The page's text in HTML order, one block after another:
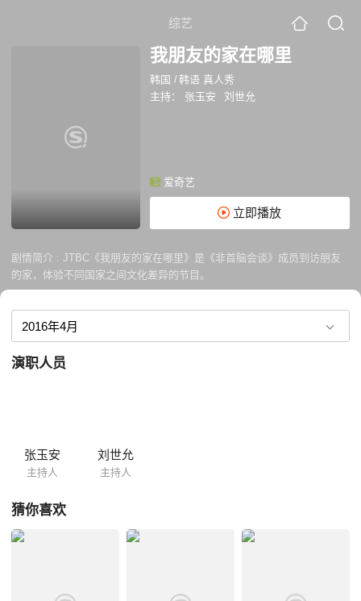
综艺
我朋友的家在哪里
韩国 /韩语 真人秀
主持：
张玉安 刘世允
爱奇艺
立即播放
剧情简介 : JTBC《我朋友的家在哪里》是《非首脑会谈》成员到访朋友
的家，体验不同国家之间文化差异的节目。
演职人员
张玉安
主持人
刘世允
主持人
猜你喜欢